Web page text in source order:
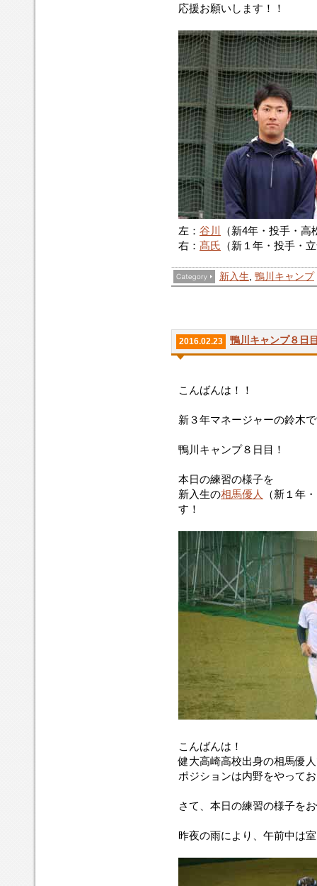
応援お願いします！！
左： 谷川
（新4年・投手・高
右： 髙氏 （新１年・投手・
新入生, 鴨川キャンプ
2016.02.23 鴨川キャンプ８日
こんばんは！！
新３年マネージャーの鈴木
鴨川キャンプ８日目！
本日の練習の様子を
新入生の相馬優人
（新１年
す！
こんばんは！
健大高崎高校出身の相馬優
ポジションは内野をやって
さて、本日の練習の様子を
昨夜の雨により、午前中は